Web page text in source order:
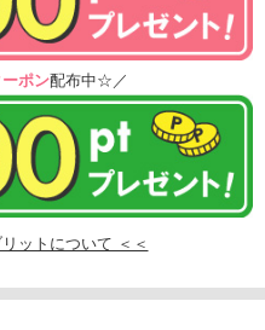
ポン配布中☆／
ットについて ＜＜